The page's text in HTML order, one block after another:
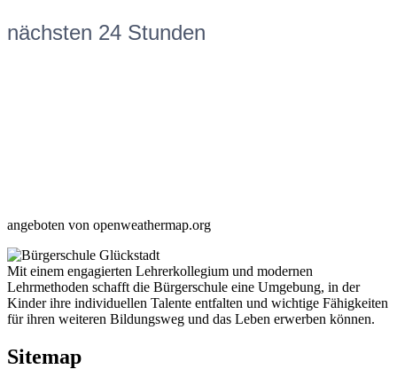
nächsten 24 Stunden
angeboten von openweathermap.org
Mit einem engagierten Lehrerkollegium und modernen
Lehrmethoden schafft die Bürgerschule eine Umgebung, in der
Kinder ihre individuellen Talente entfalten und wichtige Fähigkeiten
für ihren weiteren Bildungsweg und das Leben erwerben können.
Sitemap